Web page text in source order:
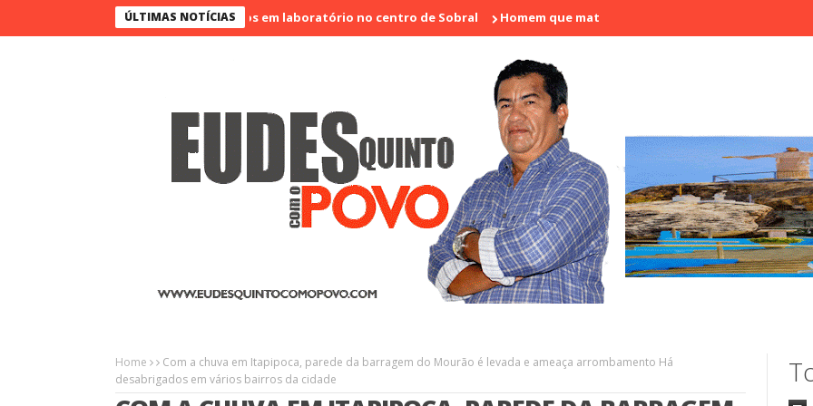
ÚLTIMAS NOTÍCIAS
Vigilante é morto a tiros em laboratório no centro de Sobral Homem que matou a professora Aila Pinto Cardoso é
Home
Com a chuva em Itapipoca, parede da barragem do Mourão é levada e ameaça arrombamento Há
desabrigados em vários bairros da cidade